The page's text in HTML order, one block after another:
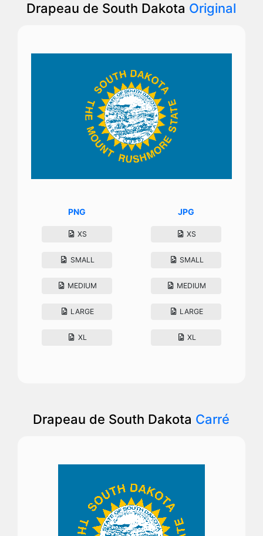
Drapeau de South Dakota Original
PNG
XS
SMALL
MEDIUM
LARGE
XL
JPG
XS
SMALL
MEDIUM
LARGE
XL
Drapeau de South Dakota Carré